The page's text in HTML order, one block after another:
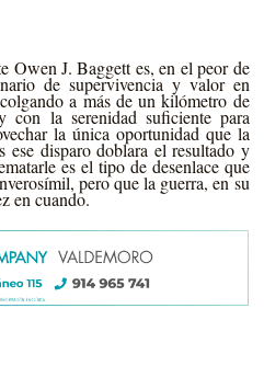
Owen J. Baggett es, en el peor de
de supervivencia y valor en
a más de un kilómetro de
con la serenidad suficiente para
la única oportunidad que la
ese disparo doblara el resultado y
es el tipo de desenlace que
pero que la guerra, en su
en cuando.